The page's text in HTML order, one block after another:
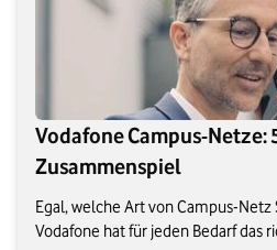
Vodafone Campus-Netze:
Zusammenspiel
Egal, welche Art von Campus-
Vodafone hat für jeden Bedarf das